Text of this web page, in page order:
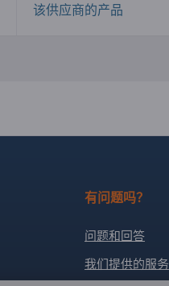
该供应商的产品
有问题吗？
问题和回答
我们提供的服务